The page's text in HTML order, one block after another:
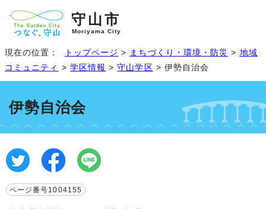
守山市
Moriyama City
現在の位置： トップページ > まちづくり・環境・防災 > 地域
コミュニティ
> 学区情報 >守山学区 > 伊勢自治会
伊勢自治会
ページ番号1004155